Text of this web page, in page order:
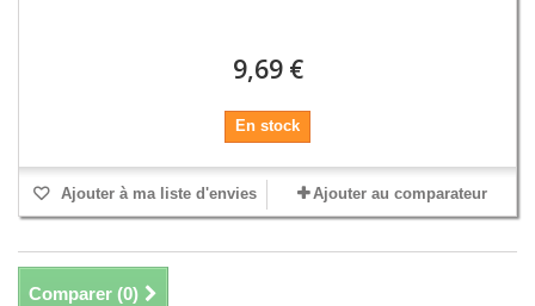
9,69 €
En stock
Ajouter à ma liste d'envies Ajouter au comparateur
Comparer (0)